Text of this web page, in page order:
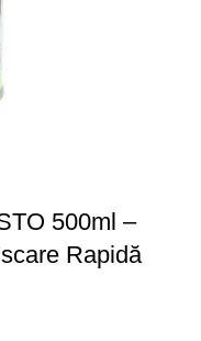
500ml –
Rapidă